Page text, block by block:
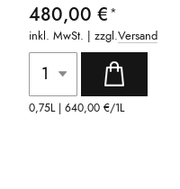
480,00 €
inkl. MwSt. | zzgl.Versand
0,75L |640,00 €/1L